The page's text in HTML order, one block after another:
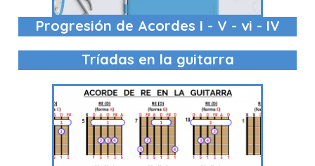
Progresión de Acordes I - V - vi - IV
Tríadas en la guitarra